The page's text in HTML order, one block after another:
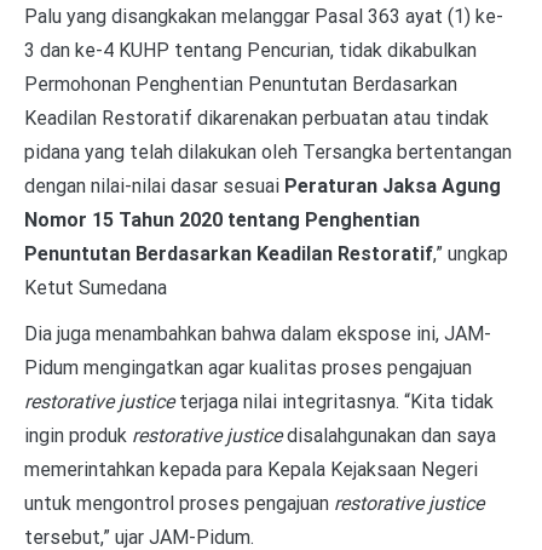
Palu yang disangkakan melanggar Pasal 363 ayat (1) ke-
3 dan ke-4 KUHP tentang Pencurian, tidak dikabulkan
Permohonan Penghentian Penuntutan Berdasarkan
Keadilan Restoratif dikarenakan perbuatan atau tindak
pidana yang telah dilakukan oleh Tersangka bertentangan
dengan nilai-nilai dasar sesuai Peraturan Jaksa Agung
Nomor 15 Tahun 2020 tentang Penghentian
Penuntutan Berdasarkan Keadilan Restoratif,” ungkap
Ketut Sumedana
Dia juga menambahkan bahwa dalam ekspose ini, JAM-
Pidum mengingatkan agar kualitas proses pengajuan
restorative justiceterjaga nilai integritasnya. “Kita tidak
ingin produk restorative justicedisalahgunakan dan saya
memerintahkan kepada para Kepala Kejaksaan Negeri
untuk mengontrol proses pengajuan restorative justice
tersebut,” ujar JAM-Pidum.